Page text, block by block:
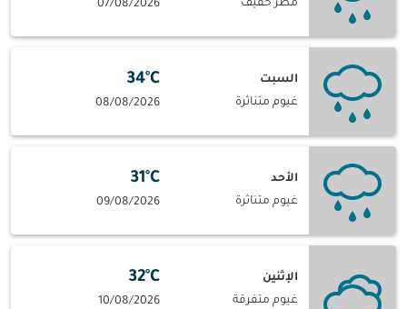
مطر خفيف 07/08/2026
السبت
غيوم متناثرة
34°C
08/08/2026
الأحد
غيوم متناثرة
31°C
09/08/2026
الإثنين
غيوم متفرقة
32°C
10/08/2026